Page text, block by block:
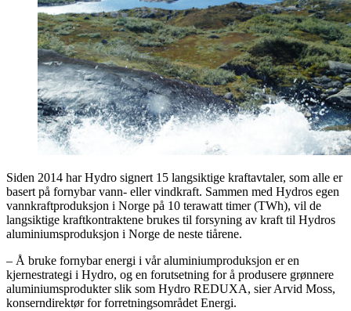
Siden 2014 har Hydro signert 15 langsiktige kraftavtaler, som alle er
basert på fornybar vann- eller vindkraft. Sammen med Hydros egen
vannkraftproduksjon i Norge på 10 terawatt timer (TWh), vil de
langsiktige kraftkontraktene brukes til forsyning av kraft til Hydros
aluminiumsproduksjon i Norge de neste tiårene.
– Å bruke fornybar energi i vår aluminiumproduksjon er en
kjernestrategi i Hydro, og en forutsetning for å produsere grønnere
aluminiumsprodukter slik som Hydro REDUXA, sier Arvid Moss,
konserndirektør for forretningsområdet Energi.